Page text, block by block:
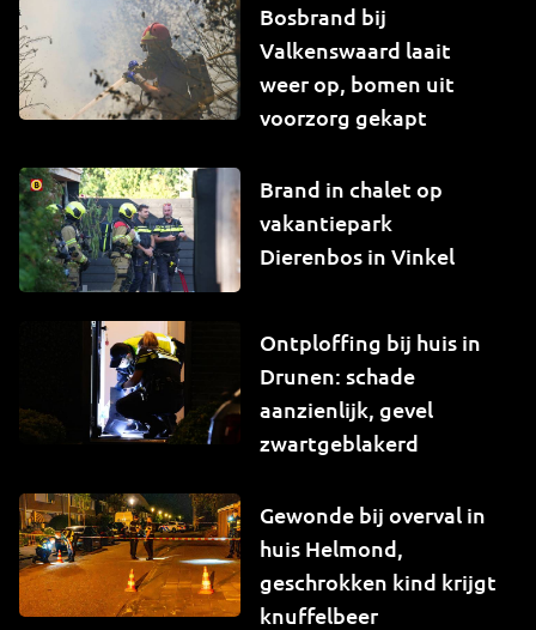
Bosbrand bij
Valkenswaard laait
weer op, bomen uit
voorzorg gekapt
Brand in chalet op
vakantiepark
Dierenbos in Vinkel
Ontploffing bij huis in
Drunen: schade
aanzienlijk, gevel
zwartgeblakerd
Gewonde bij overval in
huis Helmond,
geschrokken kind krijgt
knuffelbeer